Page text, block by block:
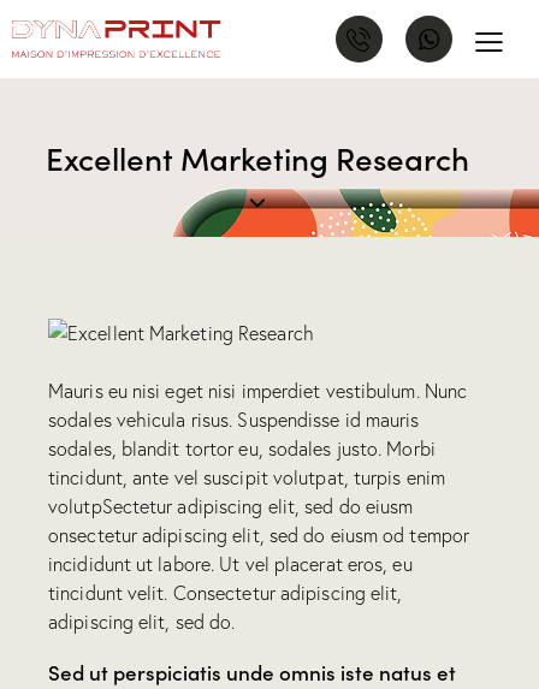
Excellent Marketing Research
Mauris eu nisi eget nisi imperdiet vestibulum. Nunc
sodales vehicula risus. Suspendisse id mauris
sodales, blandit tortor eu, sodales justo. Morbi
tincidunt, ante vel suscipit volutpat, turpis enim
volutpSectetur adipiscing elit, sed do eiusm
onsectetur adipiscing elit, sed do eiusm od tempor
incididunt ut labore. Ut vel placerat eros, eu
tincidunt velit. Consectetur adipiscing elit,
adipiscing elit, sed do.
Sed ut perspiciatis unde omnis iste natus et